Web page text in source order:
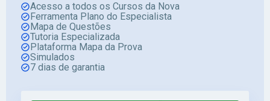
Acesso a todos os Cursos da Nova
Ferramenta Plano do Especialista
Mapa de Questões
Tutoria Especializada
Plataforma Mapa da Prova
Simulados
7 dias de garantia